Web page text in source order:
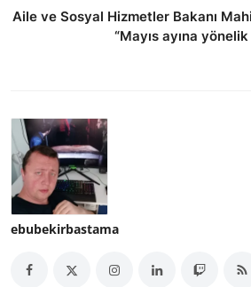
Aile ve Sosyal Hizmetler Bakanı
“Mayıs ayına yönelik
ebubekirbastama